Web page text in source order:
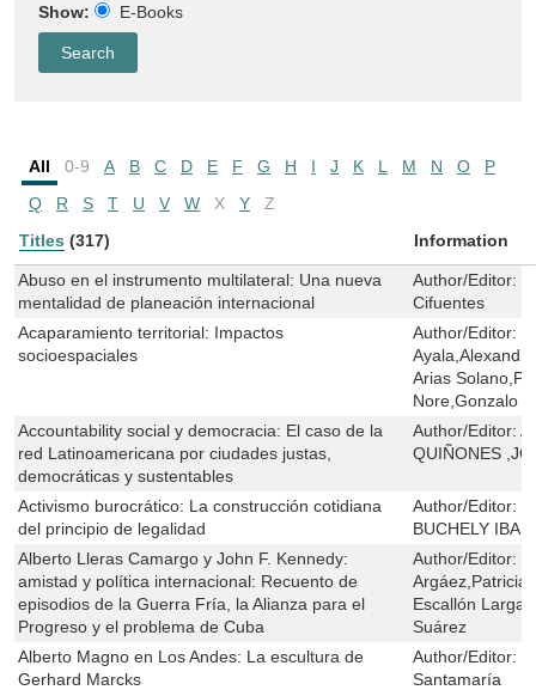
Show: E-Books
All 0-9 A B C D E F G H I J K L M N O
P
Q
R S T U V W X Y
Z
Titles (317) Information
Abuso en el instrumento multilateral: Una nueva
mentalidad de planeación internacional
Author/Editor:
Cifuentes
Acaparamiento territorial: Impactos
socioespaciales
Author/Editor:
Arias
Nore,Gonzalo
Accountability social y democracia: El caso de la
red Latinoamericana por ciudades justas,
democráticas y sustentables
Author/Editor:
QUIÑONES
Activismo burocrático: La construcción cotidiana
del principio de legalidad
Author/Editor:
BUCHELY
Alberto Lleras Camargo y John F. Kennedy:
amistad y política internacional: Recuento de
episodios de la Guerra Fría, la Alianza para el
Progreso y el problema de Cuba
Author/Editor:
Argáez,Patricia
Escallón
Suárez
Alberto Magno en Los Andes: La escultura de
Gerhard Marcks
Author/Editor:
Santamaría